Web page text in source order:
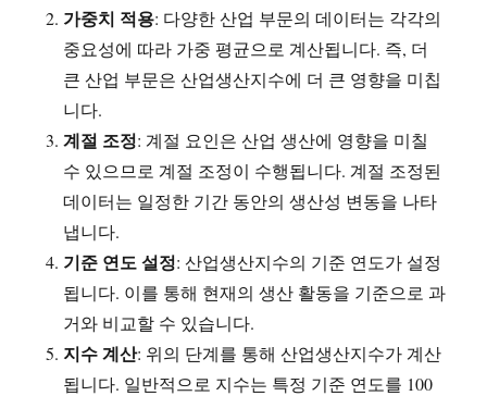
가중치 적용: 다양한 산업 부문의 데이터는 각각의
중요성에 따라 가중 평균으로 계산됩니다. 즉, 더
큰 산업 부문은 산업생산지수에 더 큰 영향을 미칩
니다.
계절 조정: 계절 요인은 산업 생산에 영향을 미칠
수 있으므로 계절 조정이 수행됩니다. 계절 조정된
데이터는 일정한 기간 동안의 생산성 변동을 나타
냅니다.
기준 연도 설정: 산업생산지수의 기준 연도가 설정
됩니다. 이를 통해 현재의 생산 활동을 기준으로 과
거와 비교할 수 있습니다.
지수 계산: 위의 단계를 통해 산업생산지수가 계산
됩니다. 일반적으로 지수는 특정 기준 연도를 100